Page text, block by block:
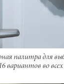
палитра для
вариантов во